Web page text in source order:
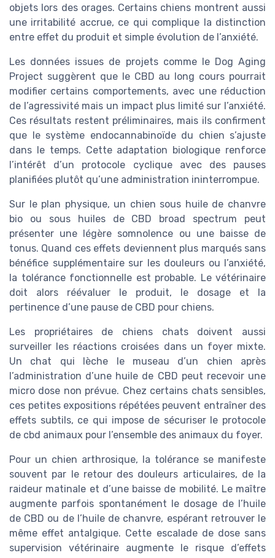
objets lors des orages. Certains chiens montrent aussi
une irritabilité accrue, ce qui complique la distinction
entre effet du produit et simple évolution de l’anxiété.
Les données issues de projets comme le Dog Aging
Project suggèrent que le CBD au long cours pourrait
modifier certains comportements, avec une réduction
de l’agressivité mais un impact plus limité sur l’anxiété.
Ces résultats restent préliminaires, mais ils confirment
que le système endocannabinoïde du chien s’ajuste
dans le temps. Cette adaptation biologique renforce
l’intérêt d’un protocole cyclique avec des pauses
planifiées plutôt qu’une administration ininterrompue.
Sur le plan physique, un chien sous huile de chanvre
bio ou sous huiles de CBD broad spectrum peut
présenter une légère somnolence ou une baisse de
tonus. Quand ces effets deviennent plus marqués sans
bénéfice supplémentaire sur les douleurs ou l’anxiété,
la tolérance fonctionnelle est probable. Le vétérinaire
doit alors réévaluer le produit, le dosage et la
pertinence d’une pause de CBD pour chiens.
Les propriétaires de chiens chats doivent aussi
surveiller les réactions croisées dans un foyer mixte.
Un chat qui lèche le museau d’un chien après
l’administration d’une huile de CBD peut recevoir une
micro dose non prévue. Chez certains chats sensibles,
ces petites expositions répétées peuvent entraîner des
effets subtils, ce qui impose de sécuriser le protocole
de cbd animaux pour l’ensemble des animaux du foyer.
Pour un chien arthrosique, la tolérance se manifeste
souvent par le retour des douleurs articulaires, de la
raideur matinale et d’une baisse de mobilité. Le maître
augmente parfois spontanément le dosage de l’huile
de CBD ou de l’huile de chanvre, espérant retrouver le
même effet antalgique. Cette escalade de dose sans
supervision vétérinaire augmente le risque d’effets